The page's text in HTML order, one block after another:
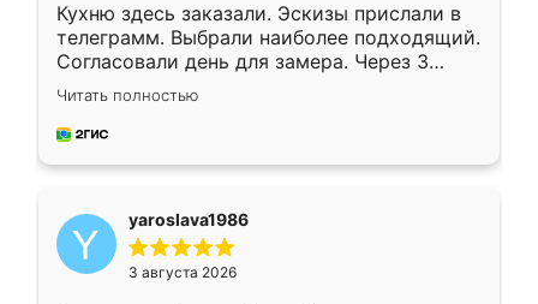
Кухню здесь заказали. Эскизы прислали в
телеграмм. Выбрали наиболее подходящий.
Согласовали день для замера. Через 3
недели кухня была уже готова. Остались
довольны работой. Спасибо Ренессанс
мебель за качественную работу!
Читать полностью
yaroslava1986
3 августа 2026